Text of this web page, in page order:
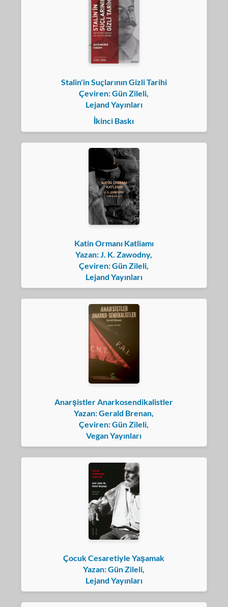
Stalin'in Suçlarının Gizli Tarihi
Çeviren: Gün Zileli,
Lejand Yayınları
İkinci Baskı
Katin Ormanı Katliamı
Yazan: J. K. Zawodny,
Çeviren: Gün Zileli,
Lejand Yayınları
Anarşistler Anarkosendikalistler
Yazan: Gerald Brenan,
Çeviren: Gün Zileli,
Vegan Yayınları
Çocuk Cesaretiyle Yaşamak
Yazan: Gün Zileli,
Lejand Yayınları